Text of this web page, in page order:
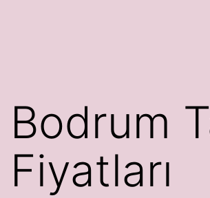
Bodrum
Fiyatları